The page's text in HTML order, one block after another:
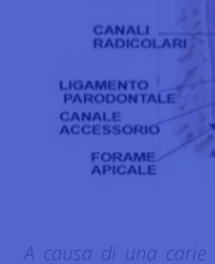
A causa di una